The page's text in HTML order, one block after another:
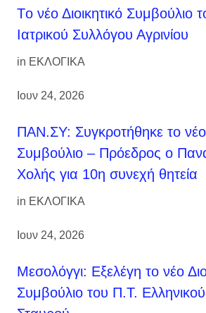
Tο νέο Διοικητικό Συμβούλιο
Ιατρικού Συλλόγου Αγρινίου
in ΕΚΛΟΓΙΚΑ
Ιουν 24, 2026
ΠΑΝ.ΣΥ: Συγκροτήθηκε το νέο
Συμβούλιο – Πρόεδρος ο
Χολής για 10η συνεχή θητεία
in ΕΚΛΟΓΙΚΑ
Ιουν 24, 2026
Μεσολόγγι: Εξελέγη το νέο
Συμβούλιο του Π.Τ.